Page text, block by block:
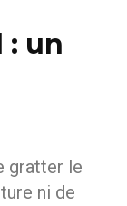
: un
gratter le
ni de